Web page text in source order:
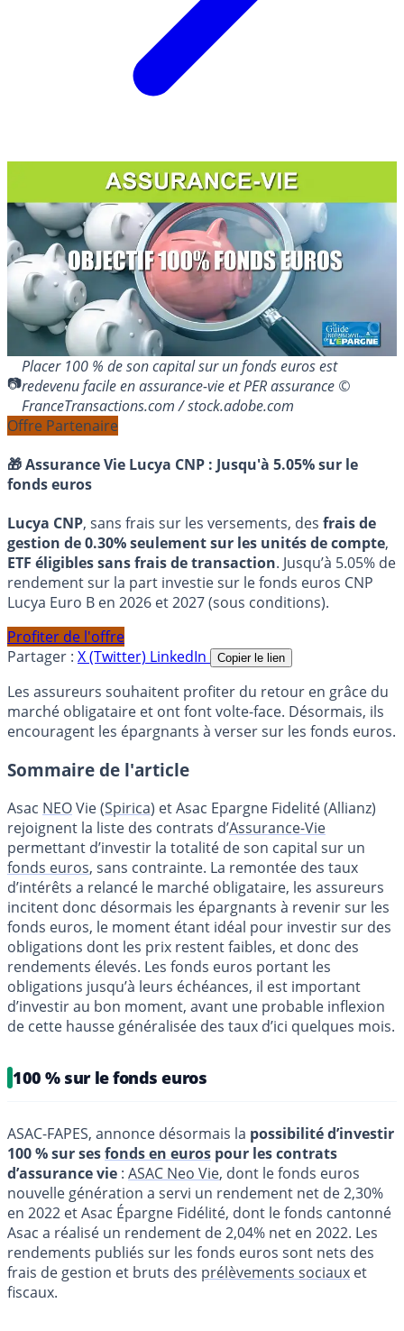
Placer 100 % de son capital sur un fonds euros est
redevenu facile en assurance-vie et PER assurance ©
FranceTransactions.com / stock.adobe.com
Offre Partenaire
🎁 Assurance Vie Lucya CNP : Jusqu'à 5.05% sur le
fonds euros
Lucya CNP, sans frais sur les versements, des frais de
gestion de 0.30% seulement sur les unités de compte,
ETF éligibles sans frais de transaction. Jusqu’à 5.05% de
rendement sur la part investie sur le fonds euros CNP
Lucya Euro B en 2026 et 2027 (sous conditions).
Profiter de l'offre
Partager : X (Twitter) LinkedIn Copier le lien
Les assureurs souhaitent profiter du retour en grâce du
marché obligataire et ont font volte-face. Désormais, ils
encouragent les épargnants à verser sur les fonds euros.
Sommaire de l'article
Asac NEOVie (Spirica) et Asac Epargne Fidelité (Allianz)
rejoignent la liste des contrats d’Assurance-Vie
permettant d’investir la totalité de son capital sur un
fonds euros, sans contrainte. La remontée des taux
d’intérêts a relancé le marché obligataire, les assureurs
incitent donc désormais les épargnants à revenir sur les
fonds euros, le moment étant idéal pour investir sur des
obligations dont les prix restent faibles, et donc des
rendements élevés. Les fonds euros portant les
obligations jusqu’à leurs échéances, il est important
d’investir au bon moment, avant une probable inflexion
de cette hausse généralisée des taux d’ici quelques mois.
100 % sur le fonds euros
ASAC-FAPES, annonce désormais la possibilité d’investir
100 % sur sesfonds en euros pour les contrats
d’assurance vie : ASAC Neo Vie, dont le fonds euros
nouvelle génération a servi un rendement net de 2,30%
en 2022 et Asac Épargne Fidélité, dont le fonds cantonné
Asac a réalisé un rendement de 2,04% net en 2022. Les
rendements publiés sur les fonds euros sont nets des
frais de gestion et bruts des prélèvements sociaux et
fiscaux.